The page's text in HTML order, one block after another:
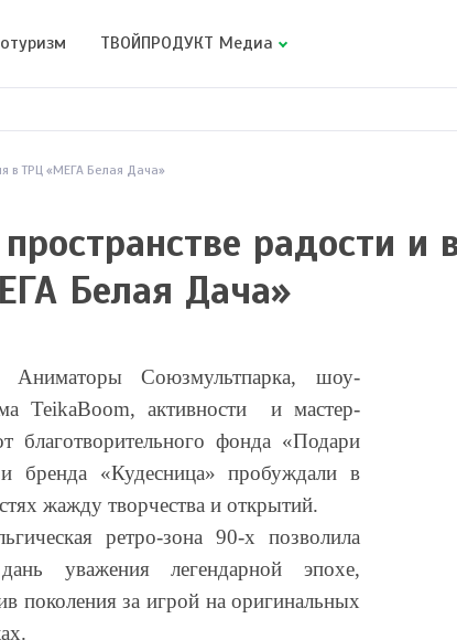
ТВОЙПРОДУКТ Медиа
в ТРЦ «МЕГА Белая Дача»
радости и
Белая Дача»
Аниматоры Союзмультпарка, шоу-
TeikaBoom, активности
и мастер-
благотворительного фонда «Подари
бренда «Кудесница» пробуждали в
жажду творчества и открытий.
ретро-зона 90-х позволила
уважения легендарной эпохе,
поколения за игрой на оригинальных